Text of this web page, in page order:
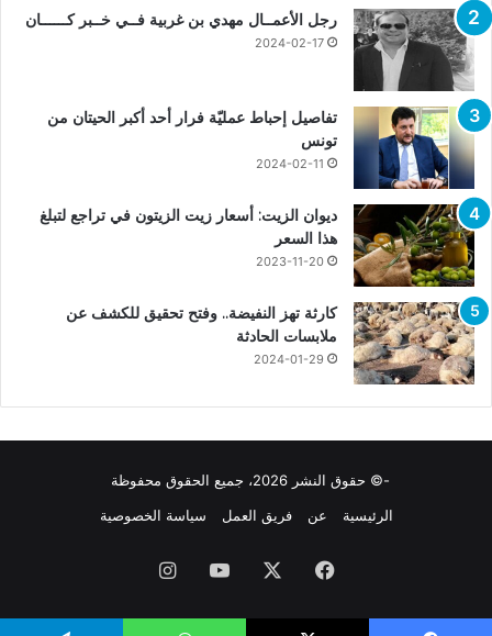
رجل الأعمــال مهدي بن غربية فــي خــبر كــــــان
2024-02-17
تفاصيل إحباط عمليّة فرار أحد أكبر الحيتان من
تونس
2024-02-11
ديوان الزيت: أسعار زيت الزيتون في تراجع لتبلغ
هذا السعر
2023-11-20
كارثة تهز النفيضة.. وفتح تحقيق للكشف عن
ملابسات الحادثة
2024-01-29
-© حقوق النشر 2026، جميع الحقوق محفوظة
الرئيسية
عن فريق العمل سياسة الخصوصية
فيسبوك يوتيوبانستقرام